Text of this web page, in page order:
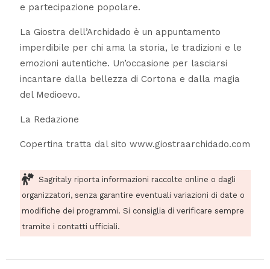
e partecipazione popolare.
La Giostra dell’Archidado è un appuntamento
imperdibile per chi ama la storia, le tradizioni e le
emozioni autentiche. Un’occasione per lasciarsi
incantare dalla bellezza di Cortona e dalla magia
del Medioevo.
La Redazione
Copertina tratta dal sito www.giostraarchidado.com
Sagritaly riporta informazioni raccolte online o dagli
organizzatori, senza garantire eventuali variazioni di date o
modifiche dei programmi. Si consiglia di verificare sempre
tramite i contatti ufficiali.